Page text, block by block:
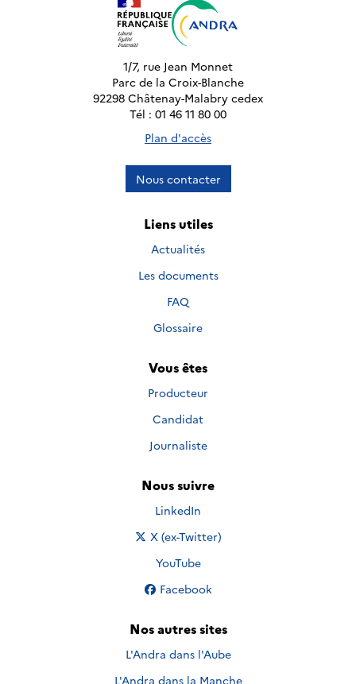
1/7, rue Jean Monnet
Parc de la Croix-Blanche
92298 Châtenay-Malabry cedex
Tél : 01 46 11 80 00
Plan d'accès
Nous contacter
Liens utiles
Actualités
Les documents
FAQ
Glossaire
Vous êtes
Producteur
Candidat
Journaliste
Nous suivre
Nous suivre sur
LinkedIn
Nous suivre sur
X (ex-Twitter)
Nous suivre sur
YouTube
Nous suivre sur
Facebook
Nos autres sites
L'Andra dans l'Aube
L'Andra dans la Manche